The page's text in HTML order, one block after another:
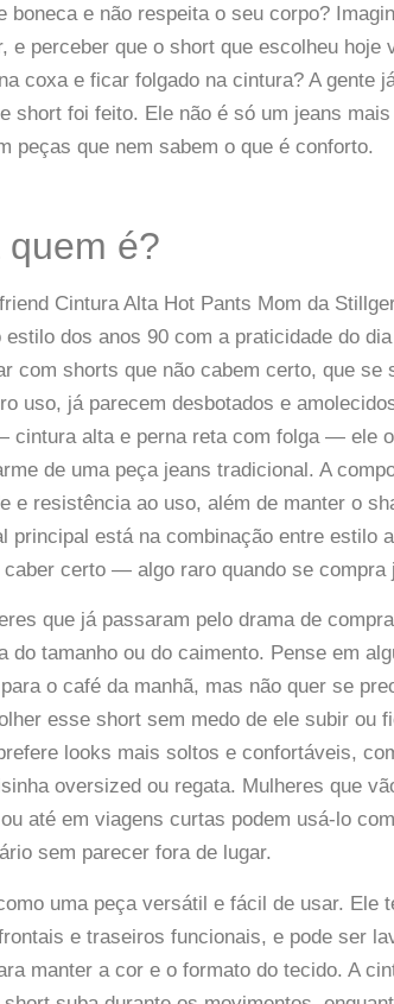
boneca e não respeita o seu corpo?
e perceber que o short que escolheu hoje
coxa e ficar folgado na cintura? A gente
short foi feito. Ele não é só um jeans
peças que nem sabem o que é conforto.
é?
Cintura Alta Hot Pants Mom da
dos anos 90 com a praticidade do
com shorts que não cabem certo, que se
uso, já parecem desbotados e
cintura alta e perna reta com folga — ele
de uma peça jeans tradicional. A
e resistência ao uso, além de manter o
principal está na combinação entre estilo
certo — algo raro quando se compra
que já passaram pelo drama de
do tamanho ou do caimento. Pense em
o café da manhã, mas não quer se
esse short sem medo de ele subir ou
looks mais soltos e confortáveis,
oversized ou regata. Mulheres que
até em viagens curtas podem usá-lo
sem parecer fora de lugar.
uma peça versátil e fácil de usar. Ele
e traseiros funcionais, e pode ser
manter a cor e o formato do tecido. A